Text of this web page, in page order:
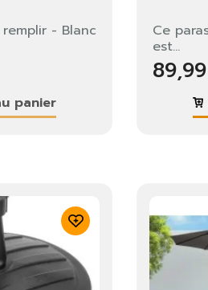
- Blanc
panier
Ce
est...